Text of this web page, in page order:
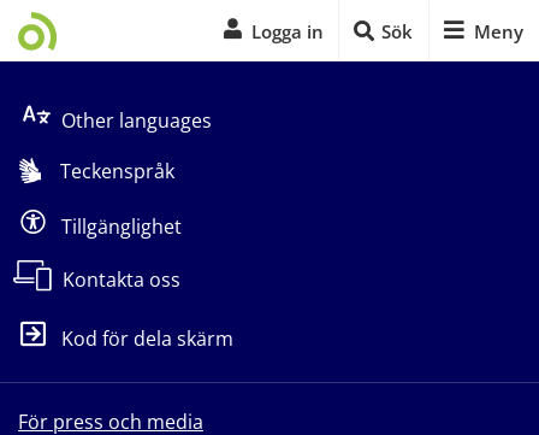
Logga in Sök Meny
Other languages
Teckenspråk
Tillgänglighet
Kontakta oss
Kod för dela skärm
För press och media